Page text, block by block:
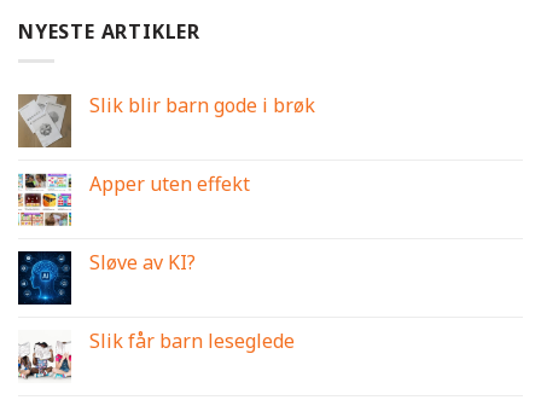
NYESTE ARTIKLER
Slik blir barn gode i brøk
Apper uten effekt
Sløve av KI?
Slik får barn leseglede